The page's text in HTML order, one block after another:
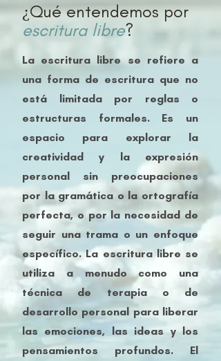
¿Qué entendemos por
escritura libre?
La escritura libre se refiere a
una forma de escritura que no
está limitada por reglas o
estructuras formales. Es un
espacio para explorar la
creatividad y la expresión
personal sin preocupaciones
por la gramática o la ortografía
perfecta, o por la necesidad de
seguir una trama o un enfoque
específico. La escritura libre se
utiliza a menudo como una
técnica de terapia o de
desarrollo personal para liberar
las emociones, las ideas y los
pensamientos profundos. El